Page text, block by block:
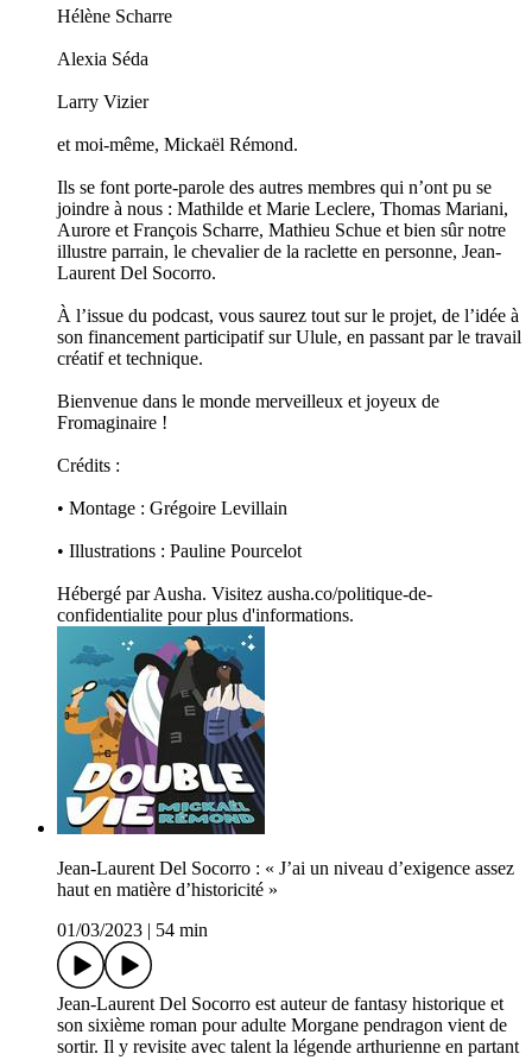
Hélène Scharre
Alexia Séda
Larry Vizier
et moi-même, Mickaël Rémond.
Ils se font porte-parole des autres membres qui n’ont pu se
joindre à nous : Mathilde et Marie Leclere, Thomas Mariani,
Aurore et François Scharre, Mathieu Schue et bien sûr notre
illustre parrain, le chevalier de la raclette en personne, Jean-
Laurent Del Socorro.
À l’issue du podcast, vous saurez tout sur le projet, de l’idée à
son financement participatif sur Ulule, en passant par le travail
créatif et technique.
Bienvenue dans le monde merveilleux et joyeux de
Fromaginaire !
Crédits :
• Montage : Grégoire Levillain
• Illustrations : Pauline Pourcelot
Hébergé par Ausha. Visitez ausha.co/politique-de-
confidentialite pour plus d'informations.
Jean-Laurent Del Socorro : « J’ai un niveau d’exigence assez
haut en matière d’historicité »
01/03/2023
54 min
Jean-Laurent Del Socorro est auteur de fantasy historique et
son sixième roman pour adulte Morgane pendragon vient de
sortir. Il y revisite avec talent la légende arthurienne en partant